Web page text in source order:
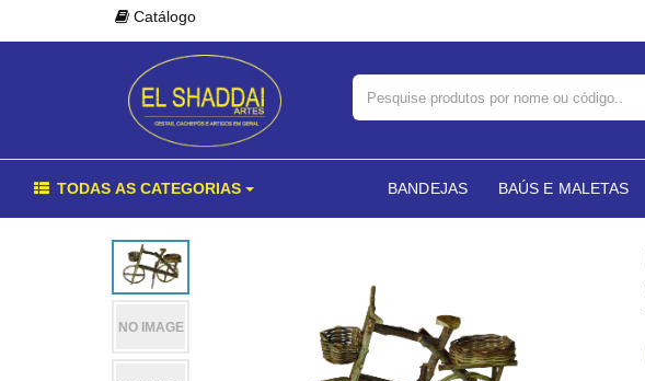
Catálogo
TODAS AS CATEGORIAS BANDEJAS BAÚS E MALETAS